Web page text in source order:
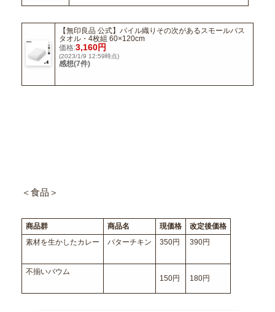
【無印良品 公式】パイル織りその次があるスモールバス
タオル・4枚組 60×120cm
価格:3,160円
(2023/1/9 12:59時点)
感想(7件)
＜食品＞
商品群 商品名 現価格
改定後価格
素材を生かしたカレー
バターチキン 350円 390円
不揃いバウム
150円 180円